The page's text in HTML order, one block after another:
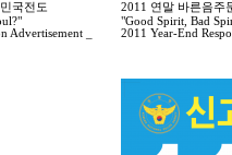
국전도
Advertisement _
2011 연말 바른음주
"Good Spirit, Bad
2011 Year-End